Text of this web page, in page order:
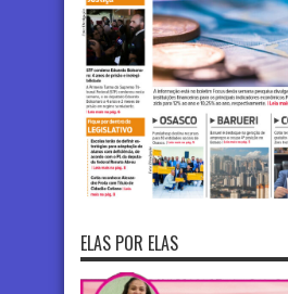
ELAS POR ELAS